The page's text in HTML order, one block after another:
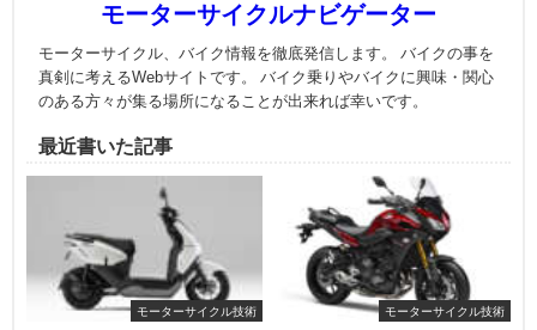
モーターサイクルナビゲーター
モーターサイクル、バイク情報を徹底発信します。 バイクの事を
真剣に考えるWebサイトです。 バイク乗りやバイクに興味・関心
のある方々が集る場所になることが出来れば幸いです。
最近書いた記事
モーターサイクル技術 モーターサイクル技術